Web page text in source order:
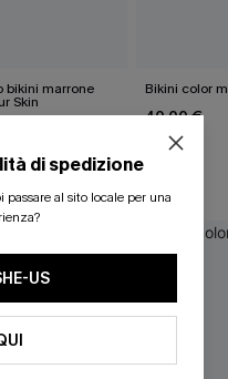
bikini marrone
Skin
Bikini color
40,00 €
ANCHE
di spedizione
passare al sito locale per una
US